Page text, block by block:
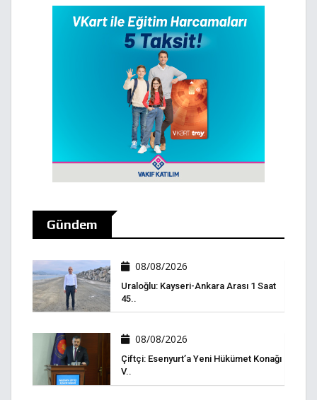
Gündem
08/08/2026
Uraloğlu: Kayseri-Ankara Arası 1 Saat
45..
08/08/2026
Çiftçi: Esenyurt’a Yeni Hükümet Konağı
V..